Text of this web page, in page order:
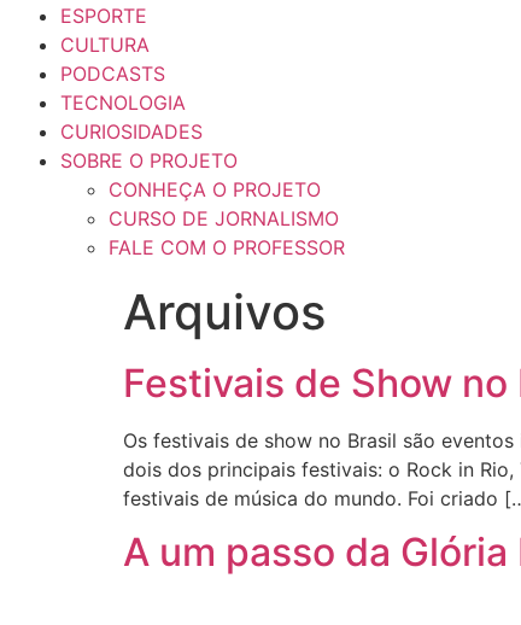
ESPORTE
CULTURA
PODCASTS
TECNOLOGIA
CURIOSIDADES
SOBRE O PROJETO
CONHEÇA O PROJETO
CURSO DE JORNALISMO
FALE COM O PROFESSOR
Arquivos
Festivais de Show
Os festivais de show no Brasil são
dois dos principais festivais: o Rock in
festivais de música do mundo. Foi criado
A um passo da Glória